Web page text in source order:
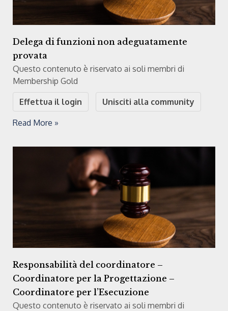
Delega di funzioni non adeguatamente
provata
Questo contenuto è riservato ai soli membri di
Membership Gold
Effettua il login Unisciti alla community
Read More »
Responsabilità del coordinatore –
Coordinatore per la Progettazione –
Coordinatore per l’Esecuzione
Questo contenuto è riservato ai soli membri di